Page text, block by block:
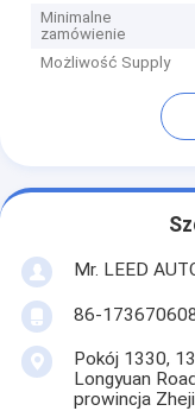
Minimalne
zamówienie
Możliwość Supply
Mr. LEED
86-
Pokój 1330,
Longyuan
prowincja